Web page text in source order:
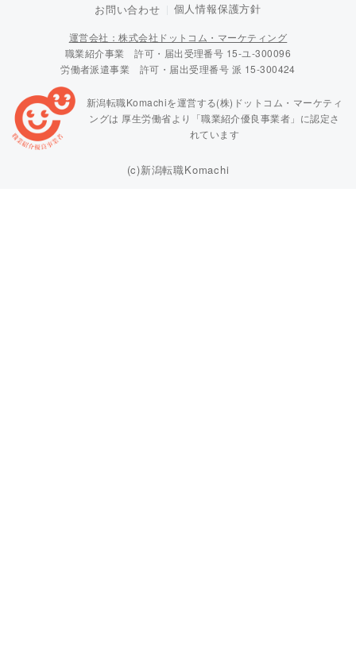
お問い合わせ 個人情報保護方針
運営会社：株式会社ドットコム・マーケティング
職業紹介事業 許可・届出受理番号 15-ユ-300096
労働者派遣事業 許可・届出受理番号 派 15-300424
新潟転職Komachiを運営する(株)ドットコム・マーケティ
ングは 厚生労働省より「職業紹介優良事業者」に認定さ
れています
(c)新潟転職Komachi